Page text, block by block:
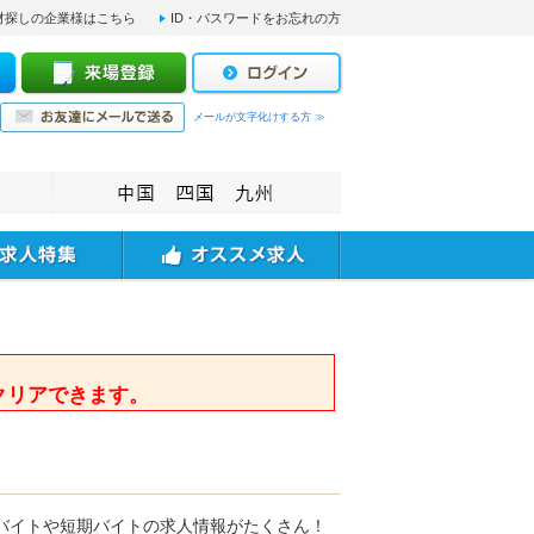
探しの企業様はこちら ID・パスワードをお忘れの方
メールが文字化けする方 ≫
アできます。
トや短期バイトの求人情報がたくさん！